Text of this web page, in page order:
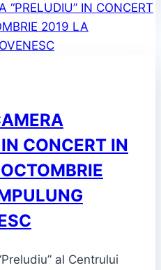
CONCERT IN
al Centrului